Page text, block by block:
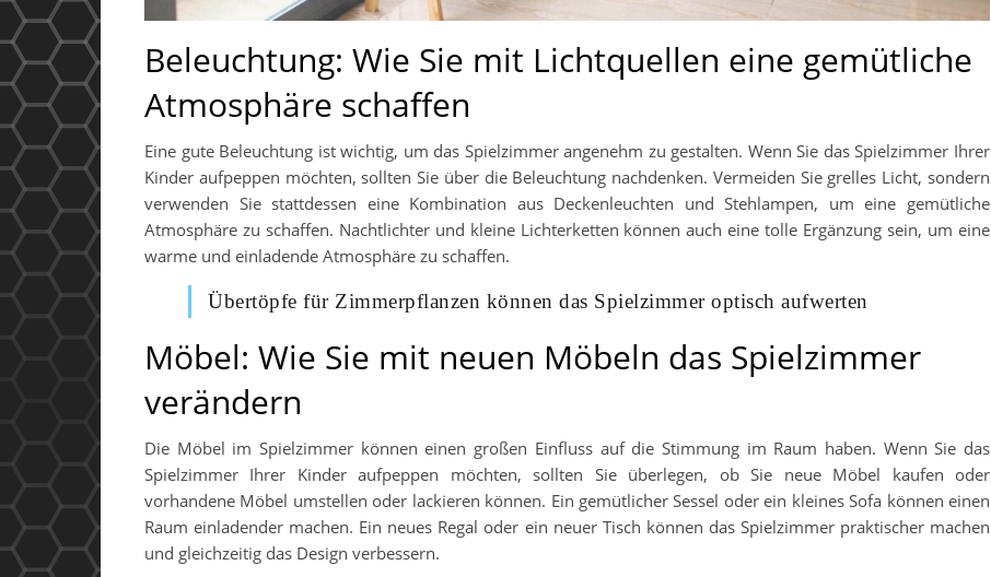
Beleuchtung: Wie Sie mit Lichtquellen eine gemütliche
Atmosphäre schaffen
Eine gute Beleuchtung ist wichtig, um das Spielzimmer angenehm zu gestalten. Wenn Sie das Spielzimmer Ihrer
Kinder aufpeppen möchten, sollten Sie über die Beleuchtung nachdenken. Vermeiden Sie grelles Licht, sondern
verwenden Sie stattdessen eine Kombination aus Deckenleuchten und Stehlampen, um eine gemütliche
Atmosphäre zu schaffen. Nachtlichter und kleine Lichterketten können auch eine tolle Ergänzung sein, um eine
warme und einladende Atmosphäre zu schaffen.
Übertöpfe für Zimmerpflanzen können das Spielzimmer optisch aufwerten
Möbel: Wie Sie mit neuen Möbeln das Spielzimmer
verändern
Die Möbel im Spielzimmer können einen großen Einfluss auf die Stimmung im Raum haben. Wenn Sie das
Spielzimmer Ihrer Kinder aufpeppen möchten, sollten Sie überlegen, ob Sie neue Möbel kaufen oder
vorhandene Möbel umstellen oder lackieren können. Ein gemütlicher Sessel oder ein kleines Sofa können einen
Raum einladender machen. Ein neues Regal oder ein neuer Tisch können das Spielzimmer praktischer machen
und gleichzeitig das Design verbessern.